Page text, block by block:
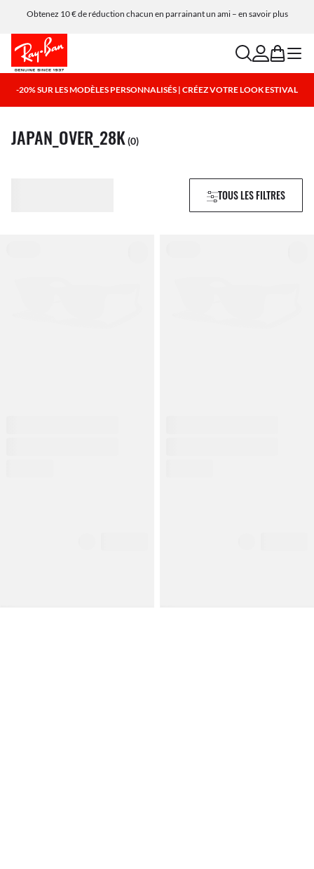
Obtenez 10 € de réduction chacun en parrainant un ami – en savoir plus
searchaccount
bag menu
-20% SUR LES MODÈLES PERSONNALISÉS | CRÉEZ VOTRE LOOK ESTIVAL
JAPAN_OVER_28K (0)
TOUS LES FILTRES